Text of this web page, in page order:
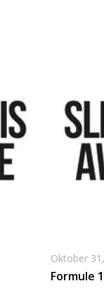
Oktober
Formule